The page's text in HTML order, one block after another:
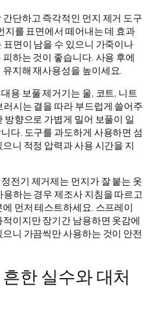
단하고 즉각적인 먼지 제거 도구
지를 표면에서 떼어내는 데 효과
면이 남을 수 있으니 가죽이나
하는 것이 좋습니다. 사용 후에
지해 재사용성을 높이세요.
용 보풀 제거기는 울, 코트, 니트
시는 결을 따라 부드럽게 쓸어주
방향으로 가볍게 밀어 보풀이 일
다. 도구를 과도하게 사용하면 섬
니 적정 압력과 사용 시간을 지
전기 제거제는 먼지가 잘 붙는 옷
하는 경우 제조사 지침을 따르고
먼저 테스트하세요. 스프레이
이지만 장기간 남용하면 옷감에
니 가끔씩만 사용하는 것이 안전
한 실수와 대처